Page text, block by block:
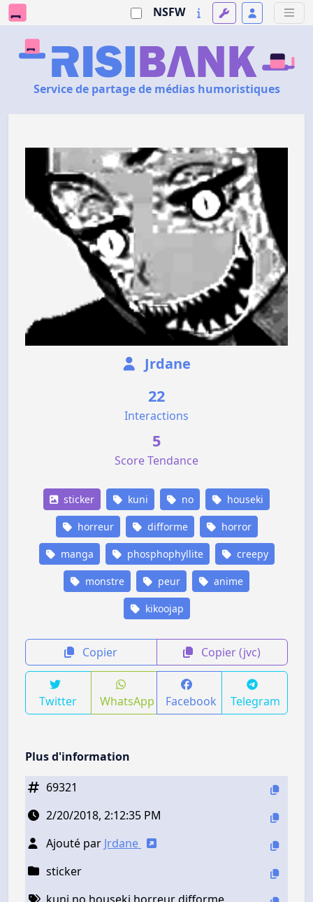
NSFW
Service de partage de médias humoristiques
Jrdane
22
Interactions
5
Score Tendance
sticker kuni no houseki
horreur difforme horror
manga phosphophyllite creepy
monstre peur anime
kikoojap
Copier Copier (jvc)
Twitter WhatsApp Facebook Telegram
Plus d'information
69321
2/20/2018, 2:12:35 PM
Ajouté par Jrdane
sticker